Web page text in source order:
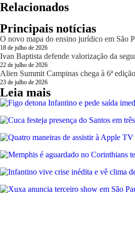
Relacionados
Principais notícias
O novo mapa do ensino jurídico em São
18 de julho de 2026
Ivan Baptista defende valorização da
22 de julho de 2026
Alien Summit Campinas chega à 6ª
23 de julho de 2026
Leia mais